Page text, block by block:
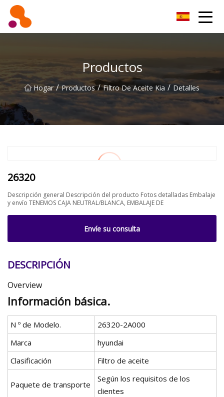
Productos
Hogar / Productos / Filtro De Aceite Kia / Detalles
26320
Descripción general Descripción del producto Fotos detalladas Embalaje
y envío TENEMOS CAJA NEUTRAL/BLANCA, EMBALAJE DE
Envíe su consulta
DESCRIPCIÓN
Overview
Información básica.
N º de Modelo.
26320-2A000
Marca
hyundai
Clasificación
Filtro de aceite
Paquete de transporte
Según los requisitos de los
clientes